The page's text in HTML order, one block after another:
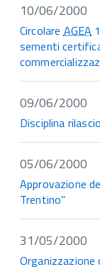
10/06/2000
CircolareAGEA
sementi
09/06/2000
Disciplina
05/06/2000
Approvazione
Trentino"
31/05/2000